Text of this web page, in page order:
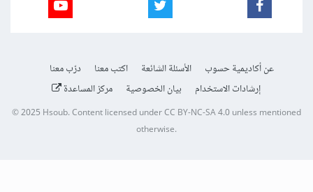
عن أكاديمية حسوب الأسئلة الشائعة اكتب معنا
درّب معنا
إرشادات الاستخدام
بيان الخصوصية مركز المساعدة
© 2025 Hsoub.Content licensed underCC BY-NC-SA 4.0unless mentioned
otherwise.